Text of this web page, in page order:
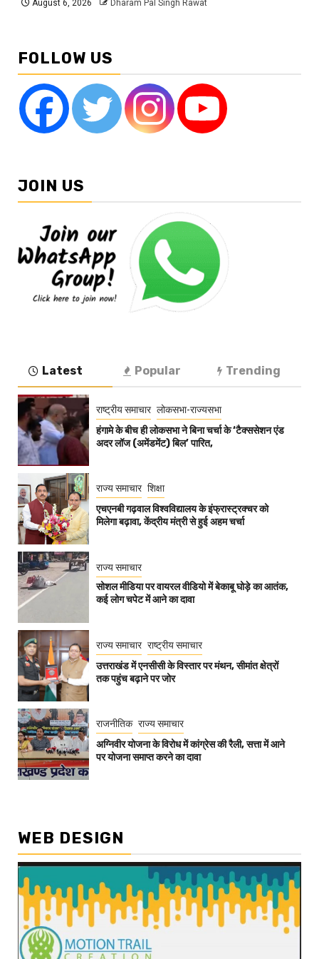
August 6, 2026 Dharam Pal Singh Rawat
FOLLOW US
JOIN US
Latest Popular Trending
राष्ट्रीय समाचार लोकसभा-राज्यसभा
हंगामे के बीच ही लोकसभा ने बिना चर्चा के ‘टैक्ससेशन एंड
अदर लॉज (अमेंडमेंट) बिल’ पारित,
राज्य समाचार शिक्षा
एचएनबी गढ़वाल विश्वविद्यालय के इंफ्रास्ट्रक्चर को
मिलेगा बढ़ावा, केंद्रीय मंत्री से हुई अहम चर्चा
राज्य समाचार
सोशल मीडिया पर वायरल वीडियो में बेकाबू घोड़े का आतंक,
कई लोग चपेट में आने का दावा
राज्य समाचार राष्ट्रीय समाचार
उत्तराखंड में एनसीसी के विस्तार पर मंथन, सीमांत क्षेत्रों
तक पहुंच बढ़ाने पर जोर
राजनीतिक राज्य समाचार
अग्निवीर योजना के विरोध में कांग्रेस की रैली, सत्ता में आने
पर योजना समाप्त करने का दावा
WEB DESIGN